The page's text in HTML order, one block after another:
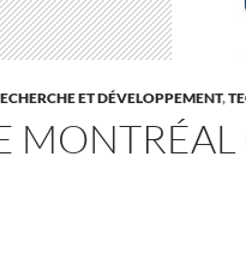
ET DÉVELOPPEMENT,